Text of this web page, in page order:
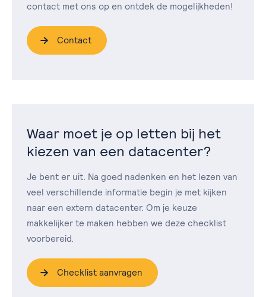
contact met ons op en ontdek de mogelijkheden!
Contact
Waar moet je op letten bij het
kiezen van een datacenter?
Je bent er uit. Na goed nadenken en het lezen van
veel verschillende informatie begin je met kijken
naar een extern datacenter. Om je keuze
makkelijker te maken hebben we deze checklist
voorbereid.
Checklist aanvragen